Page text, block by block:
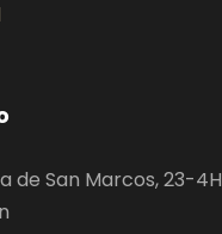
de San Marcos, 23-4H